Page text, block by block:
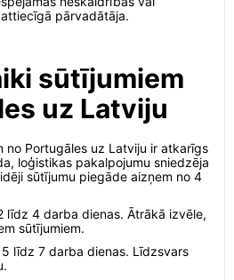
pārvadātāja.
sūtījumiem
uz Latviju
no Portugāles uz Latviju ir atkarīgs
loģistikas pakalpojumu sniedzēja
sūtījumu piegāde aizņem no 4
līdz 4 darba dienas. Ātrākā izvēle,
sūtījumiem.
līdz 7 darba dienas. Līdzsvars